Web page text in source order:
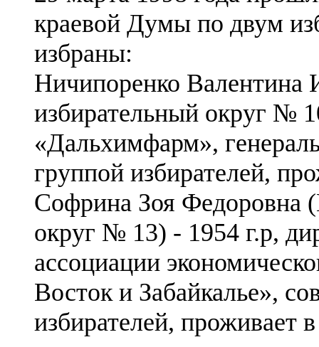
краевой Думы по двум
избраны:
Ничипоренко Валентина
избирательный округ №
«Дальхимфарм»,
группой избирателей,
Софрина Зоя Федоровна
округ № 13) - 1954 г.р,
ассоциации
Восток и Забайкалье»,
избирателей, проживает